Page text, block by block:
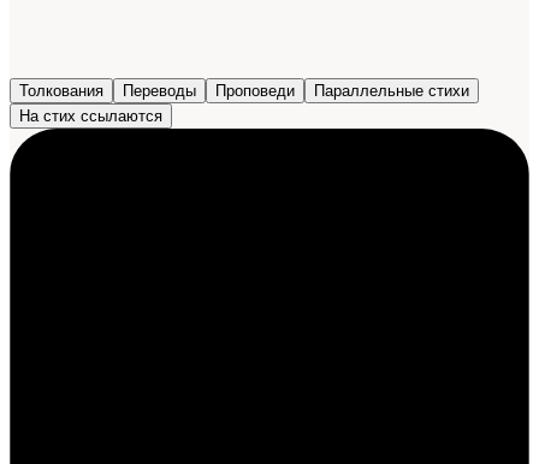
Толкования Переводы Проповеди
Параллельные стихи
На стих ссылаются